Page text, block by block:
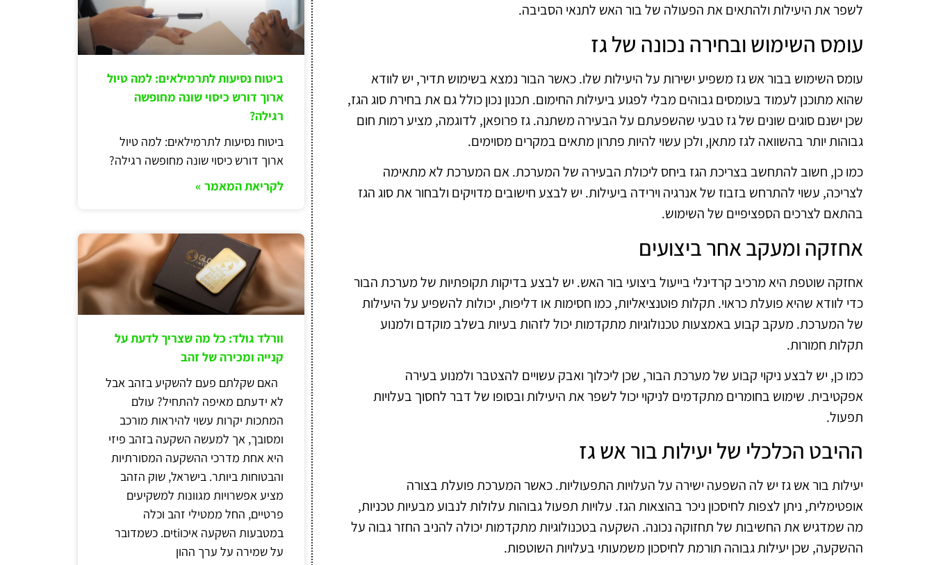
לשפר את היעילות ולהתאים את הפעולה של בור האש לתנאי הסביבה.
עומס השימוש ובחירה נכונה של גז
עומס השימוש בבור אש גז משפיע ישירות על היעילות שלו. כאשר הבור נמצא בשימוש תדיר, יש לוודא
שהוא מתוכנן לעמוד בעומסים גבוהים מבלי לפגוע ביעילות החימום. תכנון נכון כולל גם את בחירת סוג הגז,
שכן ישנם סוגים שונים של גז טבעי שהשפעתם על הבעירה משתנה. גז פרופאן, לדוגמה, מציע רמות חום
גבוהות יותר בהשוואה לגז מתאן, ולכן עשוי להיות פתרון מתאים במקרים מסוימים.
כמו כן, חשוב להתחשב בצריכת הגז ביחס ליכולת הבעירה של המערכת. אם המערכת לא מתאימה
לצריכה, עשוי להתרחש בזבוז של אנרגיה וירידה ביעילות. יש לבצע חישובים מדויקים ולבחור את סוג הגז
בהתאם לצרכים הספציפיים של השימוש.
אחזקה ומעקב אחר ביצועים
אחזקה שוטפת היא מרכיב קרדינלי בייעול ביצועי בור האש. יש לבצע בדיקות תקופתיות של מערכת הבור
כדי לוודא שהיא פועלת כראוי. תקלות פוטנציאליות, כמו חסימות או דליפות, יכולות להשפיע על היעילות
של המערכת. מעקב קבוע באמצעות טכנולוגיות מתקדמות יכול לזהות בעיות בשלב מוקדם ולמנוע
תקלות חמורות.
כמו כן, יש לבצע ניקוי קבוע של מערכת הבור, שכן ליכלוך ואבק עשויים להצטבר ולמנוע בעירה
אפקטיבית. שימוש בחומרים מתקדמים לניקוי יכול לשפר את היעילות ובסופו של דבר לחסוך בעלויות
תפעול.
ההיבט הכלכלי של יעילות בור אש גז
יעילות בור אש גז יש לה השפעה ישירה על העלויות התפעוליות. כאשר המערכת פועלת בצורה
אופטימלית, ניתן לצפות לחיסכון ניכר בהוצאות הגז. עלויות תפעול גבוהות עלולות לנבוע מבעיות טכניות,
מה שמדגיש את החשיבות של תחזוקה נכונה. השקעה בטכנולוגיות מתקדמות יכולה להניב החזר גבוה על
ההשקעה, שכן יעילות גבוהה תורמת לחיסכון משמעותי בעלויות השוטפות.
ביטוח נסיעות לתרמילאים: למה טיול
ארוך דורש כיסוי שונה מחופשה
רגילה?
ביטוח נסיעות לתרמילאים: למה טיול
ארוך דורש כיסוי שונה מחופשה רגילה?
לקריאת המאמר »
וורלד גולד: כל מה שצריך לדעת על
קנייה ומכירה של זהב
האם שקלתם פעם להשקיע בזהב אבל
לא ידעתם מאיפה להתחיל? עולם
המתכות יקרות עשוי להיראות מורכב
ומסובך, אך למעשה השקעה בזהב פיזי
היא אחת מדרכי ההשקעה המסורתיות
והבטוחות ביותר. בישראל, שוק הזהב
מציע אפשרויות מגוונות למשקיעים
פרטיים, החל ממטילי זהב וכלה
במטבעות השקעה איכוtiים. כשמדובר
על שמירה על ערך ההון